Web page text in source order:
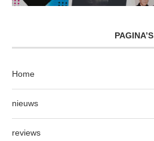
PAGINA’S
Home
nieuws
reviews